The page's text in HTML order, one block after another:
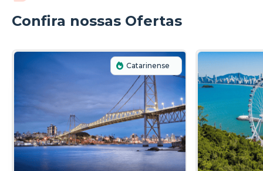
Confira nossas Ofertas
Catarinense